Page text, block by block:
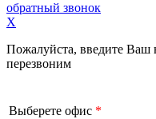
обратный звонок
X
Пожалуйста, введите
перезвоним
Выберете офис *